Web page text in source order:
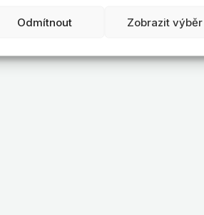
Odmítnout Zobrazit výběr